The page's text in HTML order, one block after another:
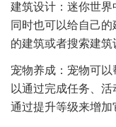
建筑设计：迷你世界
同时也可以给自己
的建筑或者搜索建筑
宠物养成：宠物可
以通过完成任务、
通过提升等级来增加